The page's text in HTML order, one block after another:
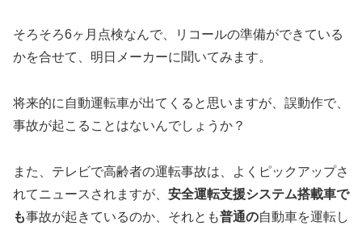
そろそろ6ヶ月点検なんで、リコールの準備ができている
かを合せて、明日メーカーに聞いてみます。
将来的に自動運転車が出てくると思いますが、誤動作で、
事故が起こることはないんでしょうか？
また、テレビで高齢者の運転事故は、よくピックアップさ
れてニュースされますが、 安全運転支援システム搭載車で
も事故が起きているのか、それとも普通の自動車を運転し